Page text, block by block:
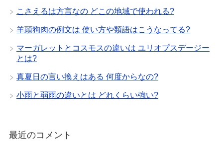
こさえるは方言なの どこの地域で使われる?
羊頭狗肉の例文は 使い方や類語はこうなってる?
マーガレットとコスモスの違いは ユリオプスデージー
とは?
真夏日の言い換えはある 何度からなの?
小雨と弱雨の違いとは どれくらい強い?
最近のコメント